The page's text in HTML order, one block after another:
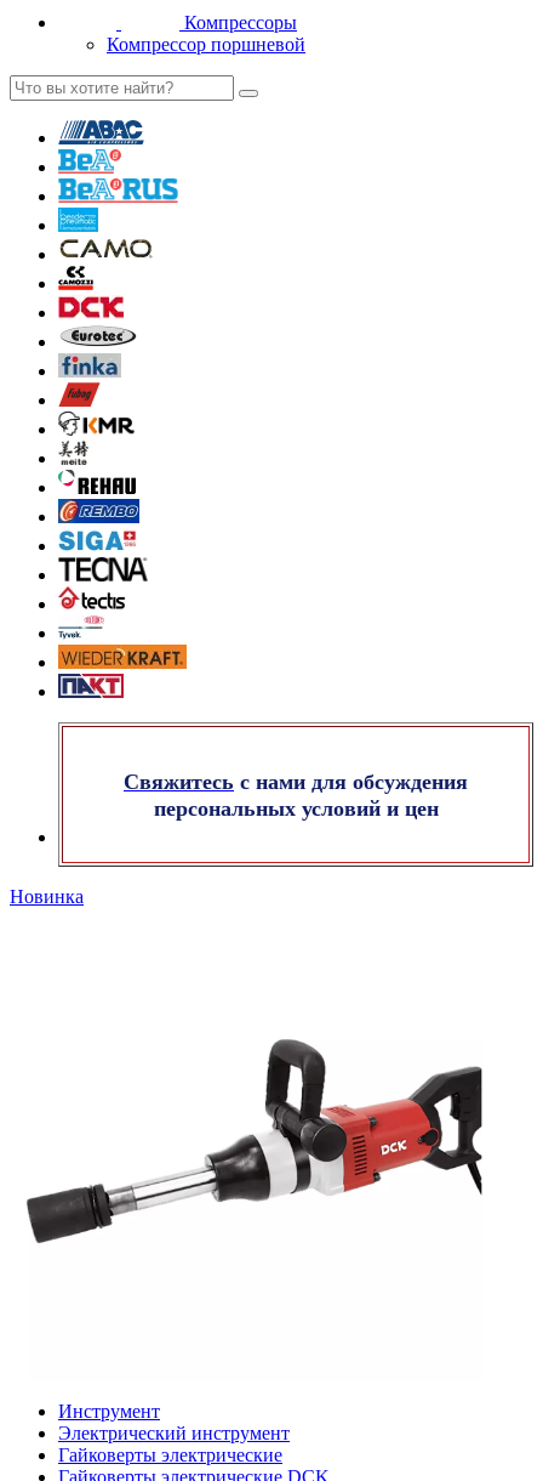
Компрессоры
Компрессор поршневой
Свяжитесь с нами для обсуждения
персональных условий и цен
Новинка
Инструмент
Электрический инструмент
Гайковерты электрические
Гайковерты электрические DCK